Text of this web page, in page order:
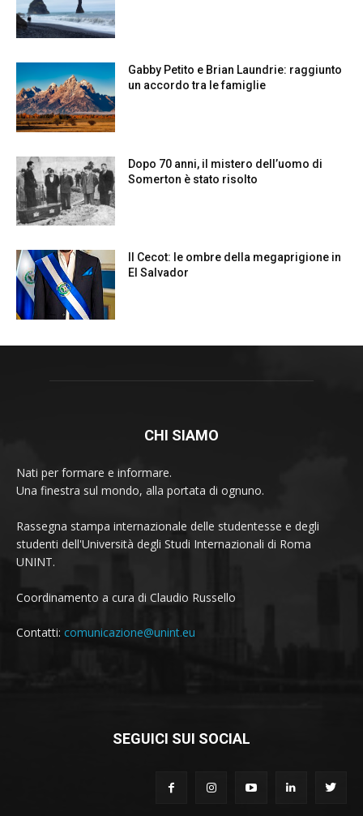
CHI SIAMO
Nati per formare e informare.
Una finestra sul mondo, alla portata di ognuno.
Rassegna stampa internazionale delle studentesse e degli
studenti dell'Università degli Studi Internazionali di Roma
UNINT.
Coordinamento a cura di Claudio Russello
Contatti: comunicazione@unint.eu
SEGUICI SUI SOCIAL